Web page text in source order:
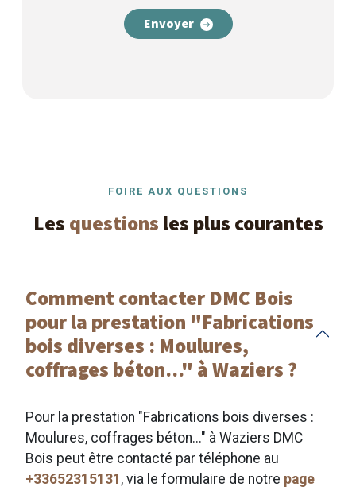
Envoyer
FOIRE AUX QUESTIONS
Les questions les plus courantes
Comment contacter DMC Bois
pour la prestation "Fabrications
bois diverses : Moulures,
coffrages béton..." à Waziers ?
Pour la prestation "Fabrications bois diverses :
Moulures, coffrages béton..." à Waziers DMC
Bois peut être contacté par téléphone au
+33652315131 , via le formulaire de notre page